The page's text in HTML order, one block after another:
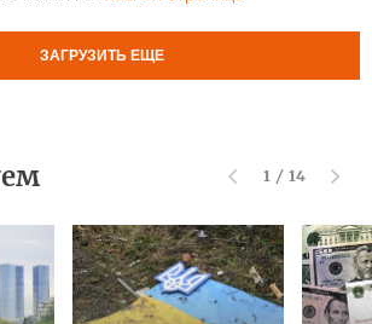
ЗАГРУЗИТЬ ЕЩЕ
1 / 14